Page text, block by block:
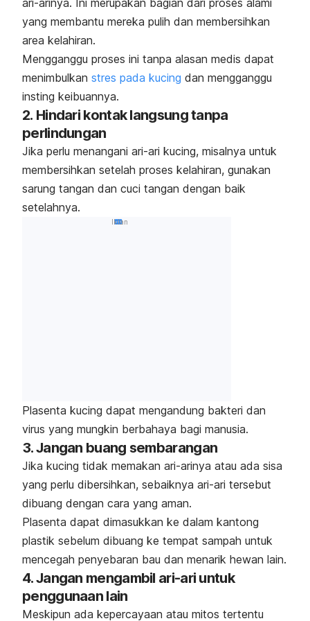
ari-arinya. Ini merupakan bagian dari proses alami
yang membantu mereka pulih dan membersihkan
area kelahiran.
Mengganggu proses ini tanpa alasan medis dapat
menimbulkan stres pada kucing dan mengganggu
insting keibuannya.
2. Hindari kontak langsung tanpa
perlindungan
Jika perlu menangani ari-ari kucing, misalnya untuk
membersihkan setelah proses kelahiran, gunakan
sarung tangan dan cuci tangan dengan baik
setelahnya.
Iklan
Plasenta kucing dapat mengandung bakteri dan
virus yang mungkin berbahaya bagi manusia.
3. Jangan buang sembarangan
Jika kucing tidak memakan ari-arinya atau ada sisa
yang perlu dibersihkan, sebaiknya ari-ari tersebut
dibuang dengan cara yang aman.
Plasenta dapat dimasukkan ke dalam kantong
plastik sebelum dibuang ke tempat sampah untuk
mencegah penyebaran bau dan menarik hewan lain.
4.Jangan mengambil ari-ari untuk
penggunaan lain
Meskipun ada kepercayaan atau mitos tertentu